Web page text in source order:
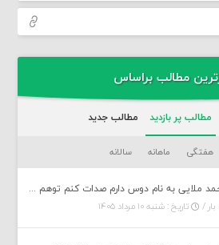
مطالب براساس
مطالب پر بازدید مطالب جدید
هفتگی ماهانه سالانه
دانلود آهنگ محمد ملایی به نام دوس دارم صدات کنم توهم بگی جونم نیمه پنهونم
تاریخ : شنبه ۱۰ مرداد ۱۴۰۵